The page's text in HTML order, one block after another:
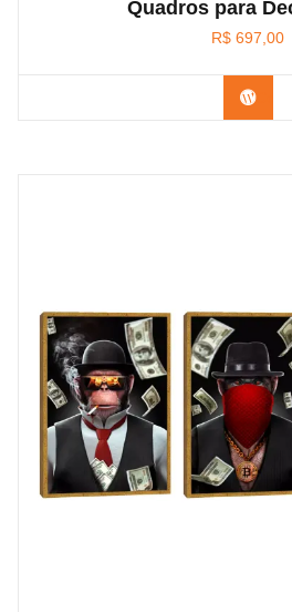
Quadros para
R$ 697,00